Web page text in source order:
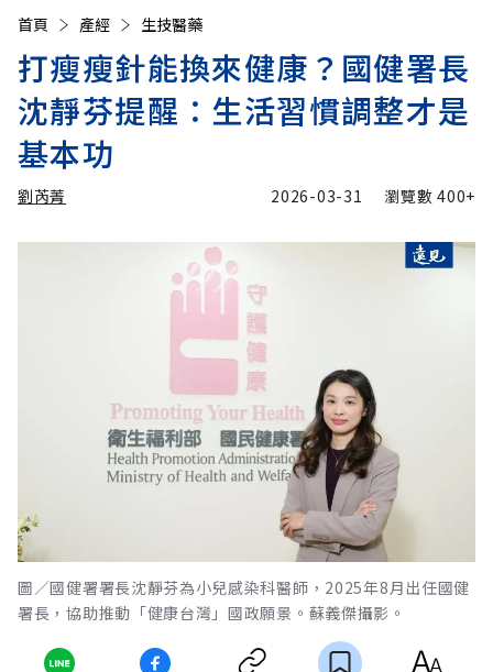
首頁 產經 生技醫藥
打瘦瘦針能換來健康？國健署長
沈靜芬提醒：生活習慣調整才是
基本功
劉芮菁 2026-03-31 瀏覽數400+
圖／國健署署長沈靜芬為小兒感染科醫師，2025年8月出任國健
署長，協助推動「健康台灣」國政願景。蘇義傑攝影。